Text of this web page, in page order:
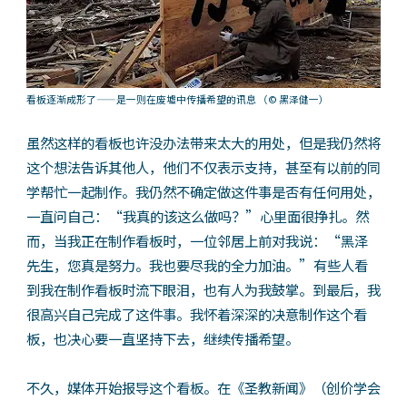
看板逐渐成形了——是一则在废墟中传播希望的讯息 （© 黑泽健一）
虽然这样的看板也许没办法带来太大的用处，但是我仍然将
这个想法告诉其他人，他们不仅表示支持，甚至有以前的同
学帮忙一起制作。我仍然不确定做这件事是否有任何用处，
一直问自己：“我真的该这么做吗？”心里面很挣扎。然
而，当我正在制作看板时，一位邻居上前对我说：“黑泽
先生，您真是努力。我也要尽我的全力加油。”有些人看
到我在制作看板时流下眼泪，也有人为我鼓掌。到最后，我
很高兴自己完成了这件事。我怀着深深的决意制作这个看
板，也决心要一直坚持下去，继续传播希望。
不久，媒体开始报导这个看板。在《圣教新闻》（创价学会